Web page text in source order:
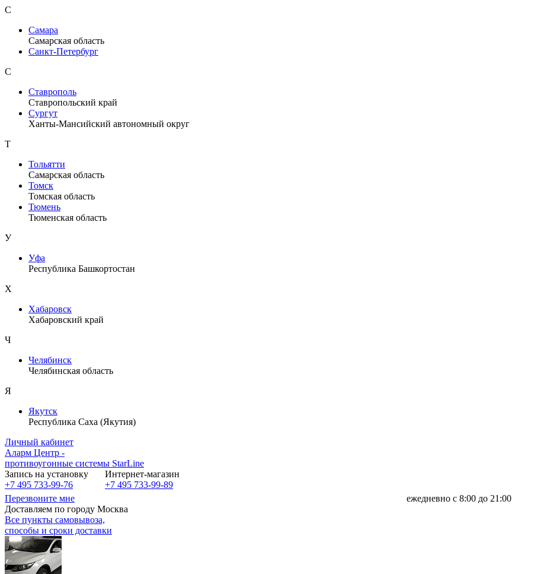
С
Самара
Самарская область
Санкт-Петербург
С
Ставрополь
Ставропольский край
Сургут
Ханты-Мансийский автономный округ
Т
Тольятти
Самарская область
Томск
Томская область
Тюмень
Тюменская область
У
Уфа
Республика Башкортостан
Х
Хабаровск
Хабаровский край
Ч
Челябинск
Челябинская область
Я
Якутск
Республика Саха (Якутия)
Личный кабинет
Аларм Центр -
противоугонные системы StarLine
Запись на установку
+7 495 733-99-76
Интернет-магазин
+7 495 733-99-89
Перезвоните мне
ежедневно с 8:00 до 21:00
Доставляем по городу Москва
Все пункты самовывоза,
способы и сроки доставки